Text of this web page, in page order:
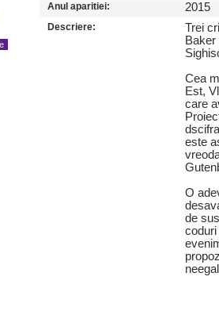
Anul aparitiei: 2015
Descriere:
Trei
Cea
Est,
care
este
O
de